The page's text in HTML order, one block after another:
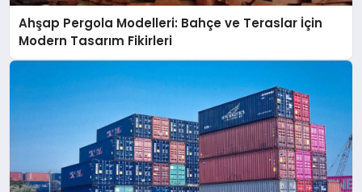
Ahşap Pergola Modelleri: Bahçe ve Teraslar İçin
Modern Tasarım Fikirleri